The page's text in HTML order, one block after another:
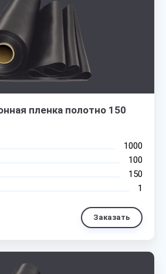
пленка полотно 150
1000
100
150
1
Заказать